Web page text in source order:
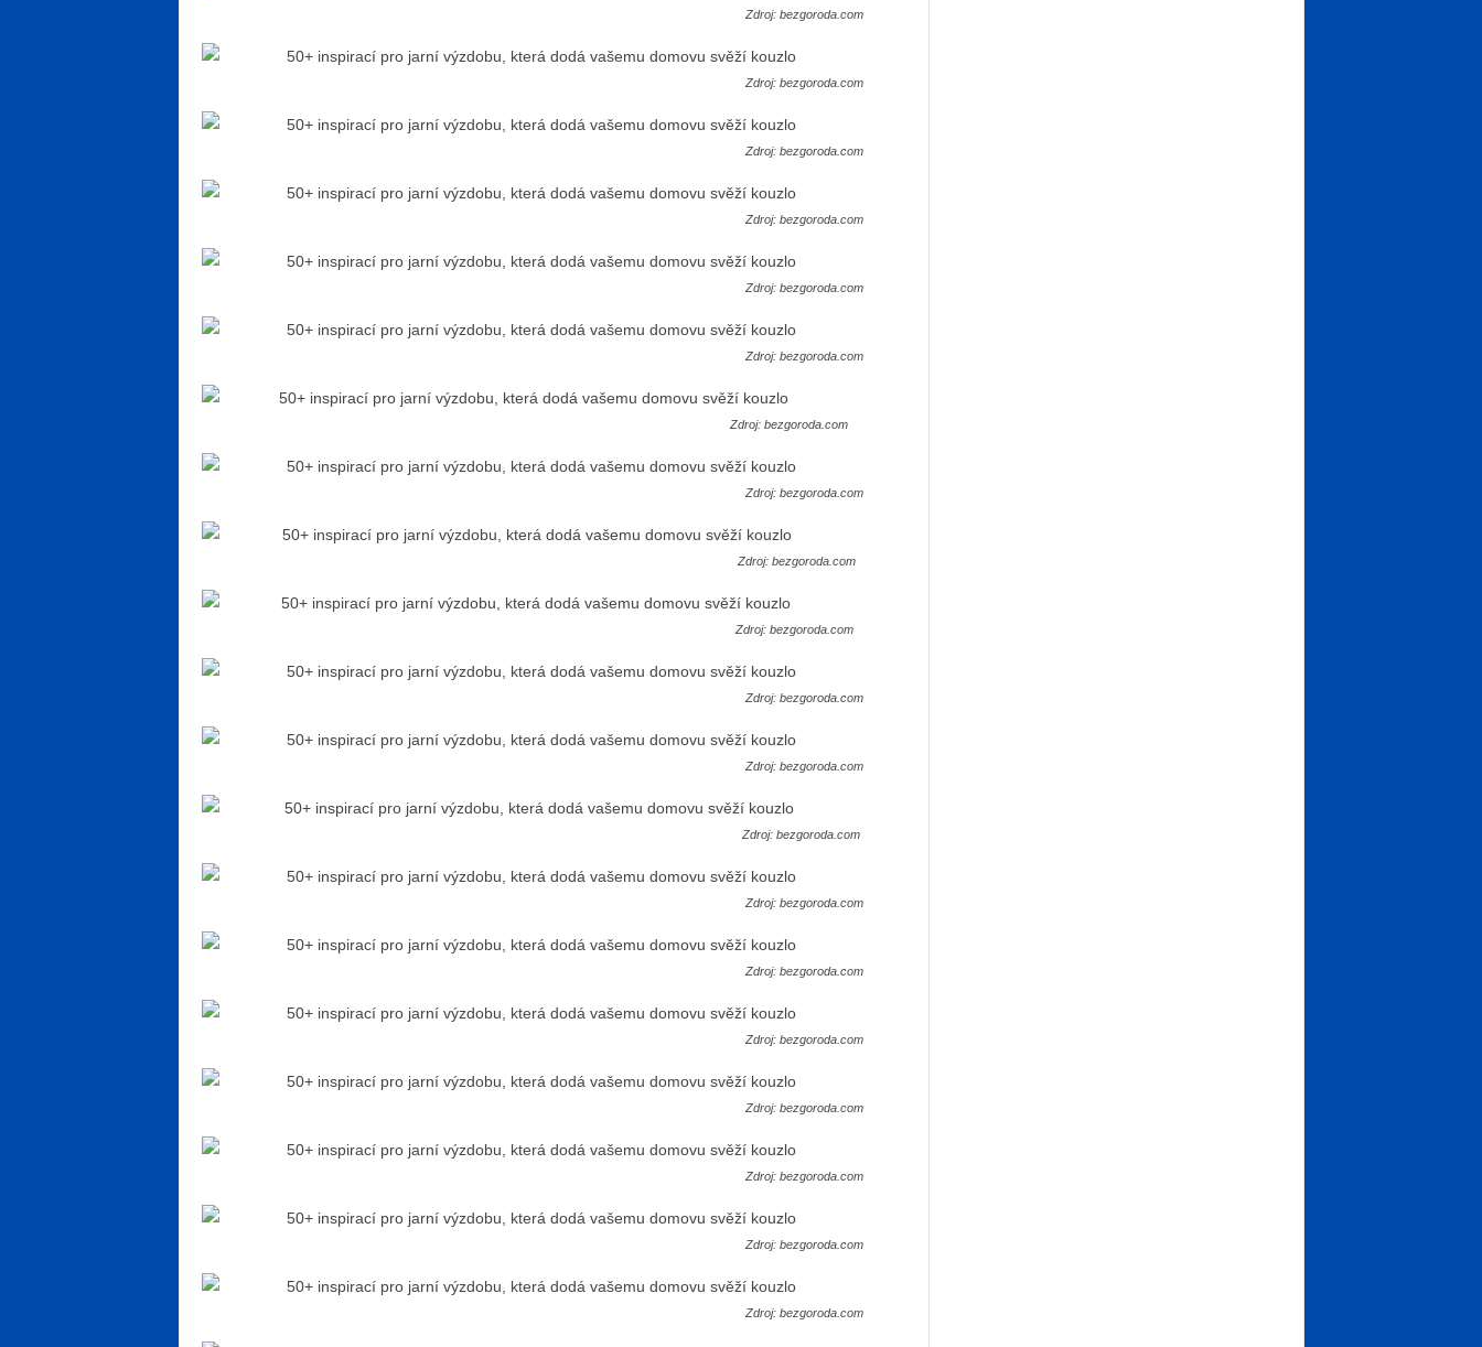
Zdroj: bezgoroda.com
Zdroj: bezgoroda.com
Zdroj: bezgoroda.com
Zdroj: bezgoroda.com
Zdroj: bezgoroda.com
Zdroj: bezgoroda.com
Zdroj: bezgoroda.com
Zdroj: bezgoroda.com
Zdroj: bezgoroda.com
Zdroj: bezgoroda.com
Zdroj: bezgoroda.com
Zdroj: bezgoroda.com
Zdroj: bezgoroda.com
Zdroj: bezgoroda.com
Zdroj: bezgoroda.com
Zdroj: bezgoroda.com
Zdroj: bezgoroda.com
Zdroj: bezgoroda.com
Zdroj: bezgoroda.com
Zdroj: bezgoroda.com